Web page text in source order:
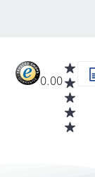
0.00